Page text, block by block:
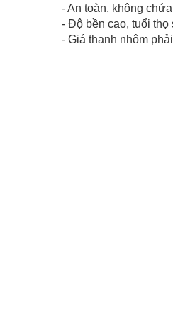
- An toàn, không
- Độ bền cao, tuổi thọ
- Giá thanh nhôm